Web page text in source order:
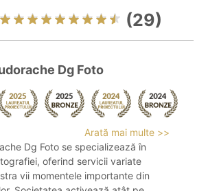
(29)
Dg Foto
Arată mai multe >>
Dg Foto se specializează în
oferind servicii variate
vii momentele importante din